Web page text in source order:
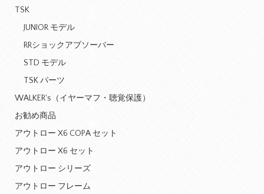
TSK
JUNIOR モデル
RRショックアブソーバー
STD モデル
TSK パーツ
WALKER's（イヤーマフ・聴覚保護）
お勧め商品
アウトロー X6 COPA セット
アウトロー X6 セット
アウトロー シリーズ
アウトロー フレーム